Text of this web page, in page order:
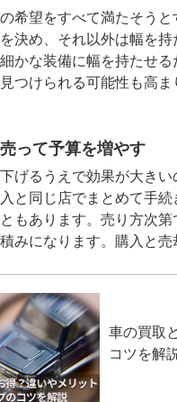
希望をすべて満たそう
決め、それ以外は幅を
かな装備に幅を持たせ
つけられる可能性も高
って予算を増やす
げるうえで効果が大き
と同じ店でまとめて手
もあります。売り方次
みになります。購入と
車の買取
コツを解